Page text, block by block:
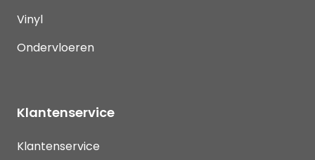
Vinyl
Ondervloeren
Klantenservice
Klantenservice